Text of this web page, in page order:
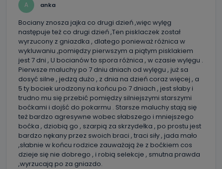
Jakie dane osobowe przetwarzamy?
Przetwarzane kategorie Państwa danych osobowych to
dane, które pochodzą bezpośrednio od Państwa (lub
zostały przekazane w Państwa imieniu) lub dane osobowe,
które zostały zebrane ze źródeł publicznie dostępnych, w
szczególności: imię i nazwisko, adres e-mail, telefon
kontaktowy, adres korespondencyjny. Odbiorcą Pastwa
danych osobowych są pracownicy i współpracownicy
oraz partnerzy wspomagający administratora w jego
biznesowej działalności.
Jak skontaktować się z inspektorem
danych osobowych?
Można to zrobić pod numerem telefonu 62 735-51-05 lub
e-mailowo pod adresem: poczta@tvproart.pl
A anka
Bociany znosza jajka co drugi dzień ,więc wylęg
następuje też co drugi dzień ,Ten pisklaczek został
wyrzucony z gniazdka , dlatego ponieważ różnica w
wykluwaniu ,pomiędzy pierwszym a piątym pisklakiem
jest 7 dni , U bocianów to spora różnica , w czasie wylęgu .
Pierwsze maluchy po 7 dniu dniach od wylęgu , już sa
dosyć silne , jedzą dużo , z dnia na dzień coraz więcej , a
5 ty bociek urodzony na końcu po 7 dniach , jest słaby i
trudno mu się przebić pomiędzy silniejszymi starszymi
boćkami i dojść do pokarmu . Starsze maluchy stają się
też bardzo agresywne wobec słabszego i mniejszego
boćka , dziobią go , szarpią za skrzydełka , po prostu jest
bardzo nękany przez swoich braci , traci siły , jada mało
,słabnie w końcu rodzice zauważają że z boćkiem cos
dzieje się nie dobrego , i robią selekcje , smutna prawda
,wyrzucają po za gniazdo.